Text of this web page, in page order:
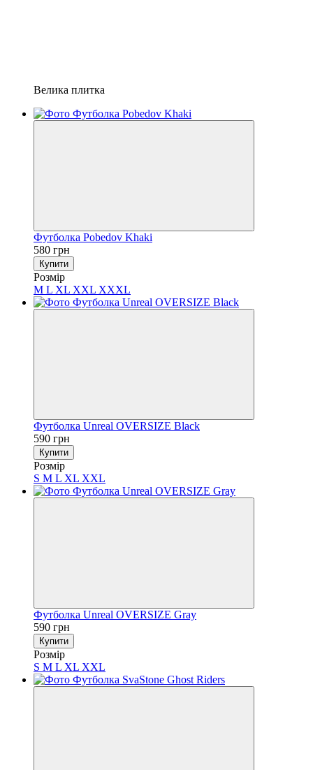
Велика плитка
Футболка Pobedov Khaki
580 грн
Купити
Розмір
M L XL XXL XXXL
Футболка Unreal OVERSIZE Black
590 грн
Купити
Розмір
S M L XL XXL
Футболка Unreal OVERSIZE Gray
590 грн
Купити
Розмір
S M L XL XXL